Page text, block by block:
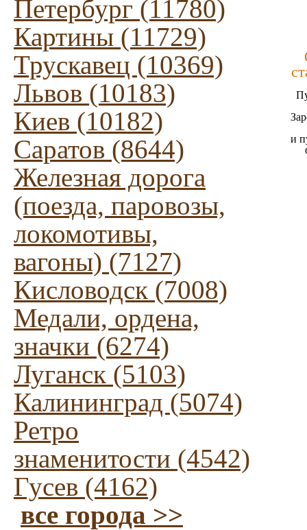
Петербург (11780)
Картины (11729)
Трускавец (10369)
Львов (10183)
Киев (10182)
Саратов (8644)
Железная дорога
(поезда, паровозы,
локомотивы,
вагоны) (7127)
Кисловодск (7008)
Медали, ордена,
значки (6274)
Луганск (5103)
Калининград (5074)
Ретро
знаменитости (4542)
Гусев (4162)
все города >>
и